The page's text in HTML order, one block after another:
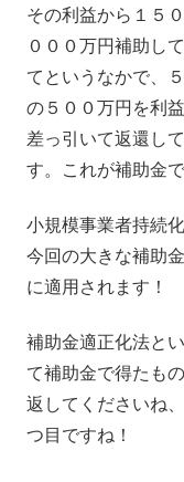
その利益から１５
０００万円補助し
てというなかで、
の５００万円を利
差っ引いて返還し
す。これが補助金
小規模事業者持続
今回の大きな補助
に適用されます！
補助金適正化法と
て補助金で得たも
返してくださいね
つ目ですね！